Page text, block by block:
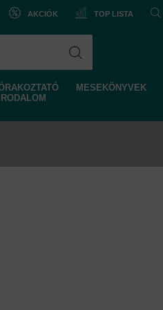
AKCIÓK TOP LISTA
IRODALOM
MESEKÖNYVEK